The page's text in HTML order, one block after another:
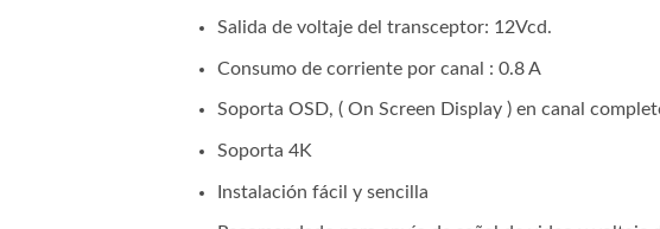
Salida de voltaje del transceptor: 12Vcd.
Consumo de corriente por canal : 0.8 A
Soporta OSD, ( On Screen Display ) en canal
Soporta 4K
Instalación fácil y sencilla